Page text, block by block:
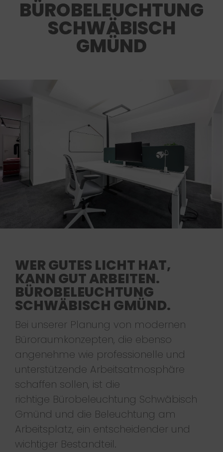
BÜROBELEUCHTUNG
SCHWÄBISCH
GMÜND
WER GUTES LICHT HAT,
KANN GUT ARBEITEN.
BÜROBELEUCHTUNG
SCHWÄBISCH GMÜND.
Bei unserer Planung von modernen
Büroraumkonzepten, die ebenso
angenehme wie professionelle und
unterstützende Arbeitsatmosphäre
schaffen sollen, ist die
richtige Bürobeleuchtung Schwäbisch
Gmünd und die Beleuchtung am
Arbeitsplatz, ein entscheidender und
wichtiger Bestandteil.